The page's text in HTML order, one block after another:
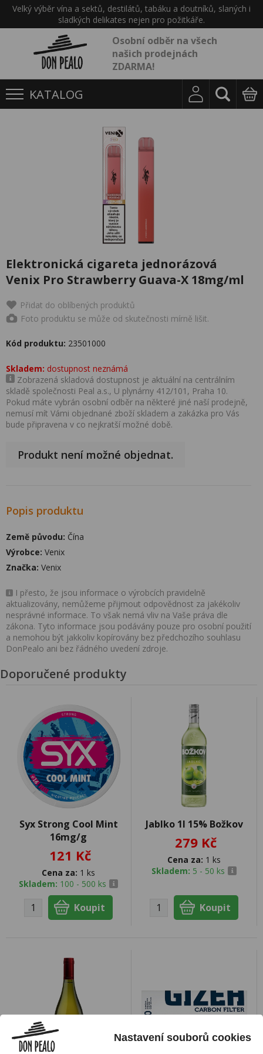
Velký výběr vína a sektů, destilátů, tabáku a doutníků, slaných i
sladkých delikates nejen pro požitkáře.
Osobní odběr na všech
našich prodejnách
ZDARMA!
KATALOG
Elektronická cigareta jednorázová
Venix Pro Strawberry Guava-X 18mg/ml
Přidat do oblíbených produktů
Foto produktu se může od skutečnosti mírně lišit.
Kód produktu: 23501000
Skladem: dostupnost neznámá
Zobrazená skladová dostupnost je aktuální na centrálním
skladě společnosti Peal a.s., U plynárny 412/101, Praha 10.
Pokud máte vybrán osobní odběr na některé jiné naší prodejně,
nemusí mít Vámi objednané zboží skladem a zakázka pro Vás
bude připravena v co nejkratší možné době.
Produkt není možné objednat.
Popis produktu
Země původu: Čína
Výrobce: Venix
Značka: Venix
I přesto, že jsou informace o výrobcích pravidelně
aktualizovány, nemůžeme přijmout odpovědnost za jakékoliv
nesprávné informace. To však nemá vliv na Vaše práva dle
zákona. Tyto informace jsou podávány pouze pro osobní použití
a nemohou být jakkoliv kopírovány bez předchozího souhlasu
DonPealo ani bez řádného uvedení zdroje.
Doporučené produkty
Syx Strong Cool Mint
16mg/g
121 Kč
Cena za: 1 ks
Skladem: 100 - 500 ks
Jablko 1l 15% Božkov
279 Kč
Cena za: 1 ks
Skladem: 5 - 50 ks
Nastavení souborů cookies